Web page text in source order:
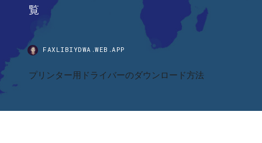
覧
FAXLIBIYDWA.WEB.APP
プリンター用ドライバーのダウンロード方法